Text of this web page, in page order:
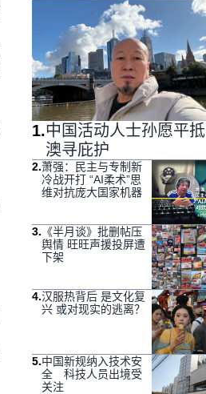
1.中国活动人士孙愿平抵
澳寻庇护
2.萧强：民主与专制新
冷战开打 “AI柔术”思
维对抗庞大国家机器
3. 《半月谈》批删帖压
舆情 旺旺声援投屏遭
下架
4.汉服热背后 是文化复
兴 或对现实的逃离？
5.中国新规纳入技术安
全 科技人员出境受
关注